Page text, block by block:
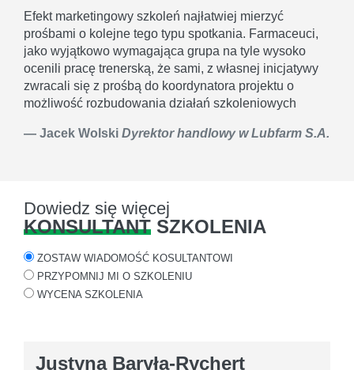
Efekt marketingowy szkoleń najłatwiej mierzyć
prośbami o kolejne tego typu spotkania. Farmaceuci,
jako wyjątkowo wymagająca grupa na tyle wysoko
ocenili pracę trenerską, że sami, z własnej inicjatywy
zwracali się z prośbą do koordynatora projektu o
możliwość rozbudowania działań szkoleniowych
Jacek Wolski Dyrektor handlowy w Lubfarm S.A.
Dowiedz się więcej
KONSULTANT SZKOLENIA
ZOSTAW WIADOMOŚĆ KOSULTANTOWI
PRZYPOMNIJ MI O SZKOLENIU
WYCENA SZKOLENIA
Justyna Baryła-Rychert